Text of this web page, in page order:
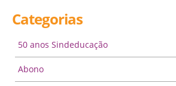
Categorias
50 anos Sindeducação
Abono